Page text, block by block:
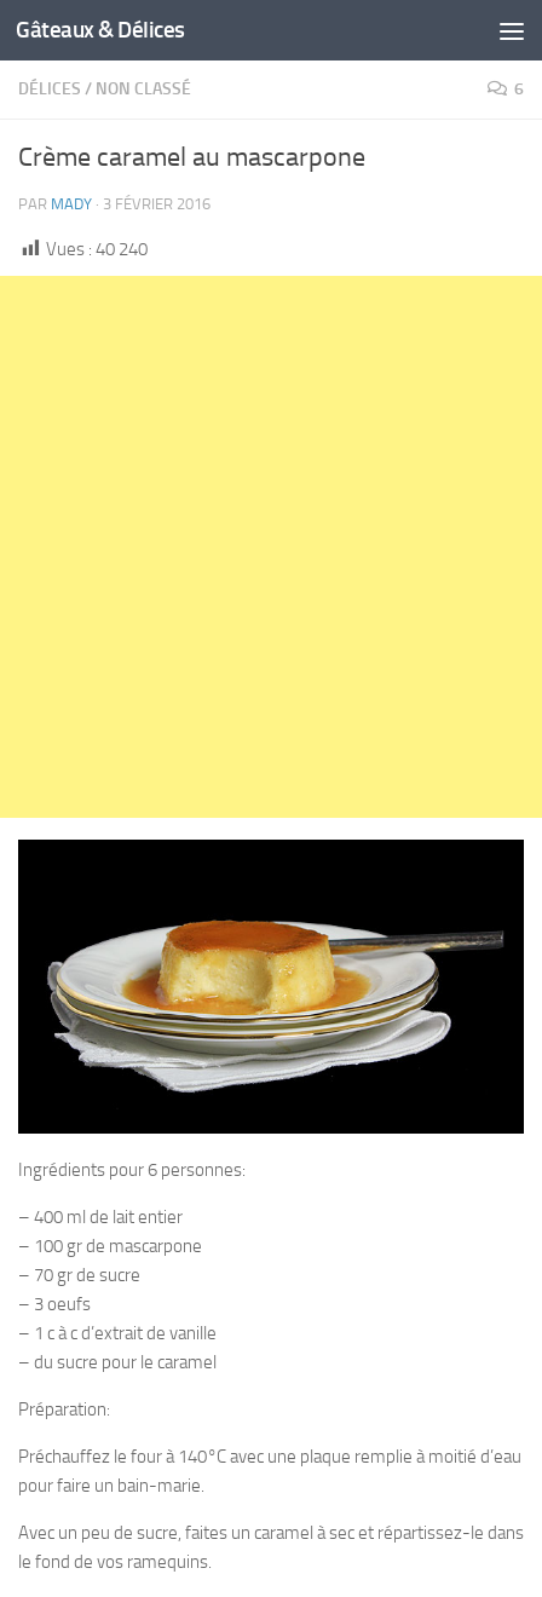
Gâteaux & Délices
DÉLICES / NON CLASSÉ 6
Crème caramel au mascarpone
PAR MADY · 3 FÉVRIER 2016
Vues : 40 240
Ingrédients pour 6 personnes:
– 400 ml de lait entier
– 100 gr de mascarpone
– 70 gr de sucre
– 3 oeufs
– 1 c à c d’extrait de vanille
– du sucre pour le caramel
Préparation:
Préchauffez le four à 140°C avec une plaque remplie à moitié d’eau
pour faire un bain-marie.
Avec un peu de sucre, faites un caramel à sec et répartissez-le dans
le fond de vos ramequins.